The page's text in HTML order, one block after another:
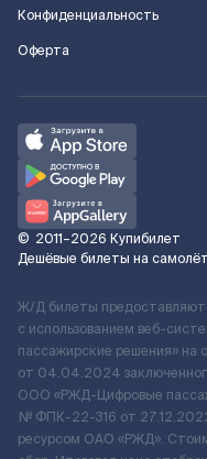
Конфиденциальность
Оферта
© 2011–2026 Купибилет
Дешёвые билеты на самолёт
Ж/Д билеты
с использованием веб-
пассажирские решения» на
от 04.04.2024
ООО «РЖД-Цифровые
№ ФПК-22-316 от
ресурсом ОАО «РЖД».